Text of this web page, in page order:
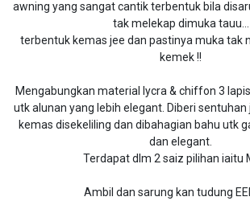
awning yang sangat cantik terbentuk bila
tak melekap dimuka tauu...
terbentuk kemas jee dan pastinya muka tak
kemek !!
Mengabungkan material lycra & chiffon 3
utk alunan yang lebih elegant. Diberi
kemas disekeliling dan dibahagian bahu utk
dan elegant.
Terdapat dlm 2 saiz pilihan iaitu
Ambil dan sarung kan tudung